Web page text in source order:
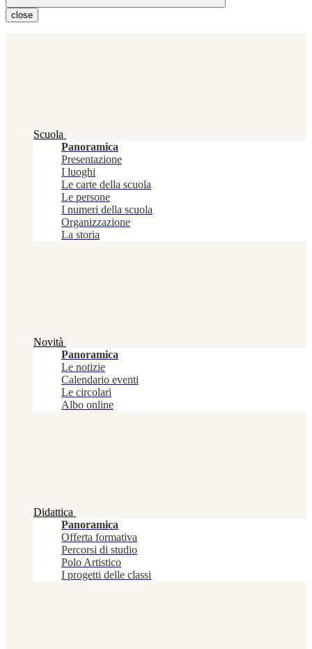
close
Scuola
Panoramica
Presentazione
I luoghi
Le carte della scuola
Le persone
I numeri della scuola
Organizzazione
La storia
Novità
Panoramica
Le notizie
Calendario eventi
Le circolari
Albo online
Didattica
Panoramica
Offerta formativa
Percorsi di studio
Polo Artistico
I progetti delle classi